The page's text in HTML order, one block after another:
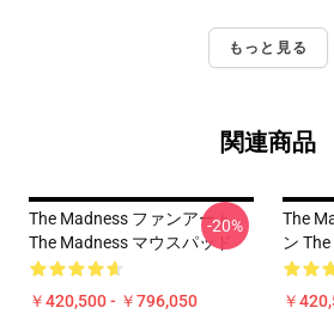
もっと見る
関連商品
The Madness ファンアート
The Madness マウスパッド
￥420,500 - ￥796,050
-20%
The
ン
￥